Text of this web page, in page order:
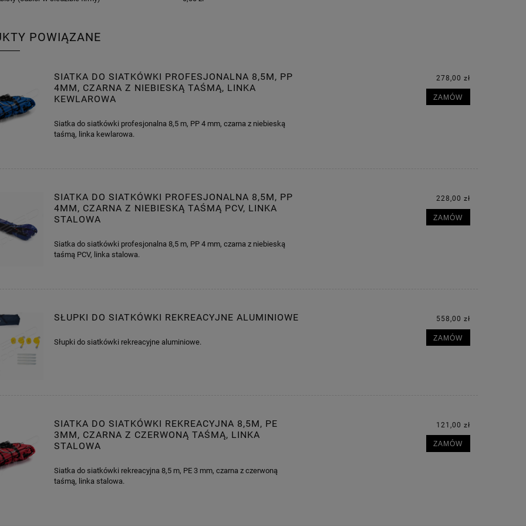
POWIĄZANE
SIATKA DO SIATKÓWKI PROFESJONALNA 8,5M, PP
4MM, CZARNA Z NIEBIESKĄ TAŚMĄ, LINKA
KEWLAROWA
Siatka do siatkówki profesjonalna 8,5 m, PP 4 mm, czarna z niebieską
taśmą, linka kewlarowa.
278,00 zł
ZAMÓW
SIATKA DO SIATKÓWKI PROFESJONALNA 8,5M, PP
4MM, CZARNA Z NIEBIESKĄ TAŚMĄ PCV, LINKA
STALOWA
Siatka do siatkówki profesjonalna 8,5 m, PP 4 mm, czarna z niebieską
taśmą PCV, linka stalowa.
228,00 zł
ZAMÓW
SŁUPKI DO SIATKÓWKI REKREACYJNE ALUMINIOWE
Słupki do siatkówki rekreacyjne aluminiowe.
558,00 zł
ZAMÓW
SIATKA DO SIATKÓWKI REKREACYJNA 8,5M, PE
3MM, CZARNA Z CZERWONĄ TAŚMĄ, LINKA
STALOWA
Siatka do siatkówki rekreacyjna 8,5 m, PE 3 mm, czarna z czerwoną
taśmą, linka stalowa.
121,00 zł
ZAMÓW